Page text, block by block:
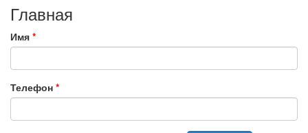
Главная
Имя *
Телефон *